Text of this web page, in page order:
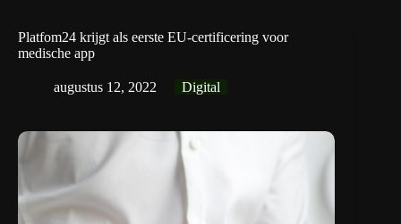
Platfom24 krijgt als eerste EU-certificering voor
medische app
augustus 12, 2022 Digital